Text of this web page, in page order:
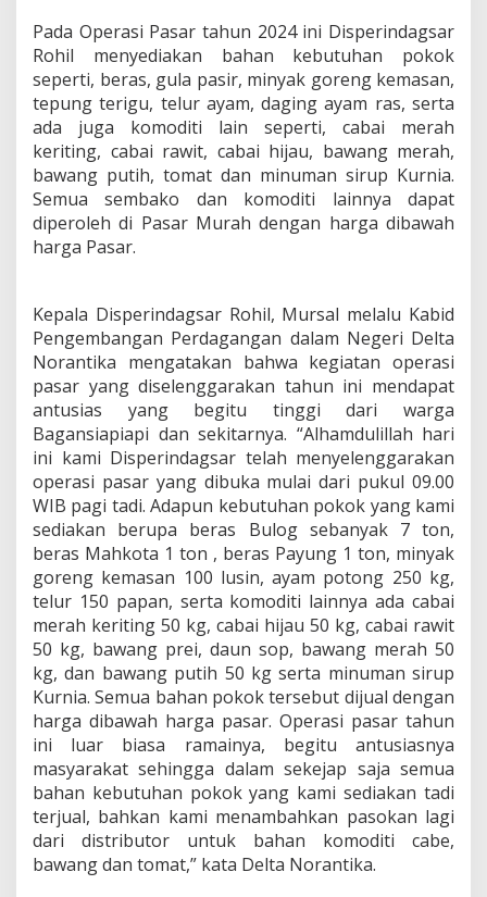
i
s
p
e
r
i
n
a
g
s
h
i
l
d
S
b
u
R
i
b
u
a
W
a
r
g
a
Pada Operasi Pasar tahun 2024 ini Disperindagsar
Rohil menyediakan bahan kebutuhan pokok
seperti, beras, gula pasir, minyak goreng kemasan,
tepung terigu, telur ayam, daging ayam ras, serta
ada juga komoditi lain seperti, cabai merah
keriting, cabai rawit, cabai hijau, bawang merah,
bawang putih, tomat dan minuman sirup Kurnia.
Semua sembako dan komoditi lainnya dapat
diperoleh di Pasar Murah dengan harga dibawah
harga Pasar.
Kepala Disperindagsar Rohil, Mursal melalu Kabid
Pengembangan Perdagangan dalam Negeri Delta
Norantika mengatakan bahwa kegiatan operasi
pasar yang diselenggarakan tahun ini mendapat
antusias yang begitu tinggi dari warga
Bagansiapiapi dan sekitarnya. “Alhamdulillah hari
ini kami Disperindagsar telah menyelenggarakan
operasi pasar yang dibuka mulai dari pukul 09.00
WIB pagi tadi. Adapun kebutuhan pokok yang kami
sediakan berupa beras Bulog sebanyak 7 ton,
beras Mahkota 1 ton , beras Payung 1 ton, minyak
goreng kemasan 100 lusin, ayam potong 250 kg,
telur 150 papan, serta komoditi lainnya ada cabai
merah keriting 50 kg, cabai hijau 50 kg, cabai rawit
50 kg, bawang prei, daun sop, bawang merah 50
kg, dan bawang putih 50 kg serta minuman sirup
Kurnia. Semua bahan pokok tersebut dijual dengan
harga dibawah harga pasar. Operasi pasar tahun
ini luar biasa ramainya, begitu antusiasnya
masyarakat sehingga dalam sekejap saja semua
bahan kebutuhan pokok yang kami sediakan tadi
terjual, bahkan kami menambahkan pasokan lagi
dari distributor untuk bahan komoditi cabe,
bawang dan tomat,” kata Delta Norantika.